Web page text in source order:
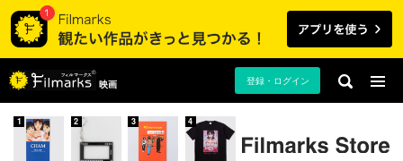
映画 登録・ログイン
1 2 3 4